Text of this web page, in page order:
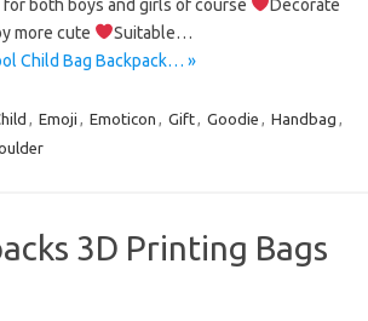
both boys and girls of course
Decorate
more cute
Suitable…
Child Bag Backpack… »
, Emoji , Emoticon , Gift, Goodie , Handbag ,
3D Printing Bags